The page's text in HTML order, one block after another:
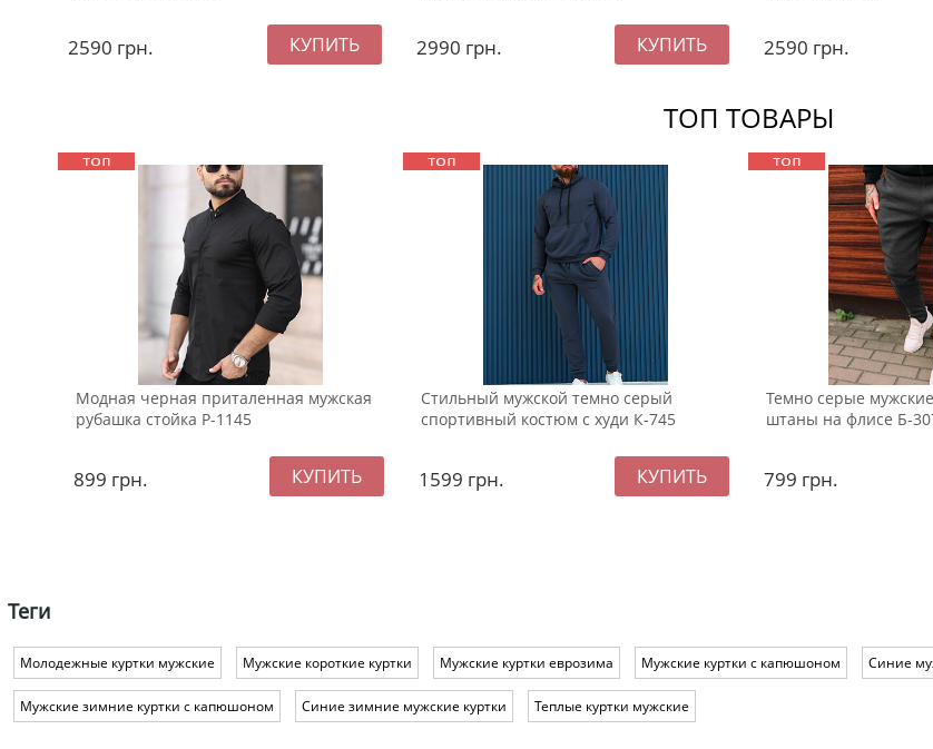
2590 грн. 2990 грн. 2590 грн.
ТОП ТОВАРЫ
Модная черная приталенная мужская
рубашка стойка Р-1145
899 грн.
Стильный мужской темно серый
спортивный костюм с худи К-745
1599 грн.
Темно серые
штаны на флисе Б-
799 грн.
Теги
Молодежные куртки мужские Мужские короткие куртки Мужские куртки еврозима Мужские куртки с капюшоном Синие
Мужские зимние куртки с капюшоном Синие зимние мужские куртки Теплые куртки мужские